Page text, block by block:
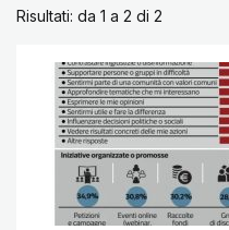
Risultati: da 1 a 2 di 2